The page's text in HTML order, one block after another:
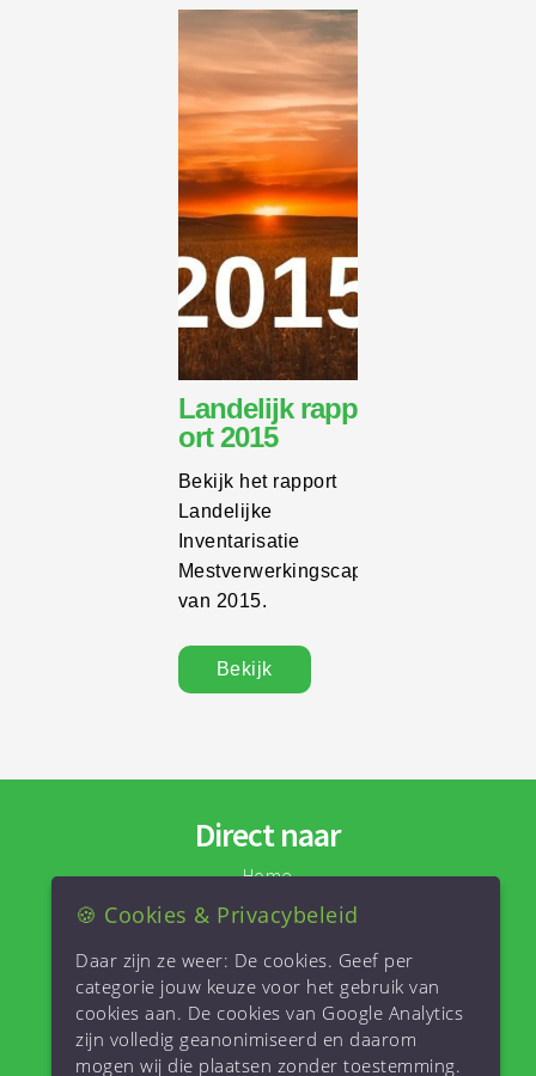
Landelijk rapp
ort 2015
Bekijk het rapport
Landelijke
Inventarisatie
Mestverwerkingscapaciteit
van 2015.
Bekijk
Direct naar
Home
Projectbureau
MestInvesteringFonds
Inventarisatie
Nieuws
Contact
Inventarisatie
🍪 Cookies & Privacybeleid
Daar zijn ze weer: De cookies. Geef per
categorie jouw keuze voor het gebruik van
cookies aan. De cookies van Google Analytics
zijn volledig geanonimiseerd en daarom
mogen wij die plaatsen zonder toestemming.